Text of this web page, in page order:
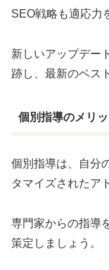
SEO戦略も適応力
新しいアップデー
跡し、最新のベス
個別指導のメリ
個別指導は、自分
タマイズされたア
専門家からの指導
策定しましょう。